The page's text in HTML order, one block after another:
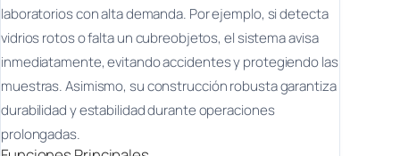
laboratorios con alta demanda. Por ejemplo, si detecta
vidrios rotos o falta un cubreobjetos, el sistema avisa
inmediatamente, evitando accidentes y protegiendo las
muestras. Asimismo, su construcción robusta garantiza
durabilidad y estabilidad durante operaciones
prolongadas.